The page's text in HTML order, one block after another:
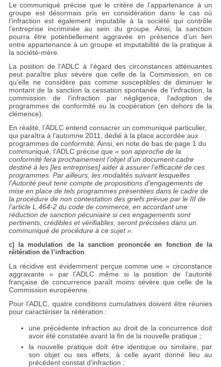
Le communiqué précise que le critère de l’appartenance à un
groupe est désormais pris en considération dans le cas où
l’infraction est également imputable à la société qui contrôle
l’entreprise incriminée au sein du groupe. Ainsi, la sanction
pourra être potentiellement aggravée en présence d’un lien
entre appartenance à un groupe et imputabilité de la pratique à
la société-mère.
La position de l’ADLC à l’égard des circonstances atténuantes
peut paraître plus sévère que celle de la Commission, en ce
qu’elle ne considère pas comme susceptibles de diminuer le
montant de la sanction la cessation spontanée de l’infraction, la
commission de l’infraction par négligence, l’adoption de
programmes de conformité ou la coopération (en dehors de la
clémence).
En réalité, l’ADLC entend consacrer un communiqué particulier,
qui paraîtra à l’automne 2011, dédié à la place accordée aux
programmes de conformité. Ainsi, en note de bas de page 1 du
communiqué, l’ADLC précise que « son approche de la
conformité fera prochainement l’objet d’un document-cadre
destiné à les [les entreprises] aider à assurer l’efficacité de ces
programmes. Par ailleurs, les modalités suivant lesquelles
l’Autorité peut tenir compte de propositions d’engagements de
mise en place de tels programmes présentées dans le cadre de
la procédure de non contestation des griefs prévue par le III de
l’article L.464-2 du code de commerce, en accordant une
réduction de sanction pécuniaire si ces engagements sont
pertinents, crédibles et vérifiables, seront précisées dans un
communiqué de procédure à ce sujet ».
c) la modulation de la sanction prononcée en fonction de la
réitération de l’infraction
La récidive est évidemment perçue comme une « circonstance
aggravante » par l’ADLC même si la position de l’autorité
française de concurrence paraît moins sévère que celle de la
Commission européenne.
Pour l’ADLC, quatre conditions cumulatives doivent être réunies
pour caractériser la réitération :
une précédente infraction au droit de la concurrence doit
avoir été constatée avant la fin de la nouvelle pratique ;
la nouvelle pratique doit être identique ou similaire, par
son objet ou ses effets, à celle ayant donné lieu au
précédent constat d’infraction ;